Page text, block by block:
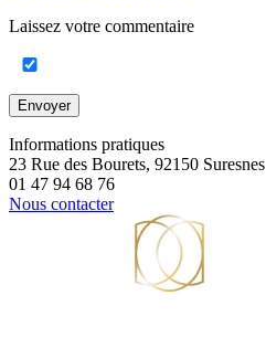
Laissez votre commentaire
Envoyer
Informations pratiques
23 Rue des Bourets, 92150 Suresnes
01 47 94 68 76
Nous contacter